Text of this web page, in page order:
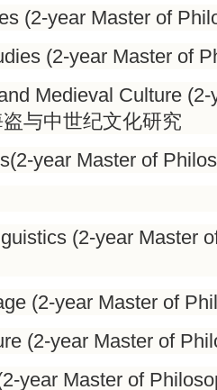
year Master of
(2-year Master of
Medieval Culture (2-
与中世纪文化研究
year Master of
(2-year Master
(2-year Master of
(2-year Master of
Master of